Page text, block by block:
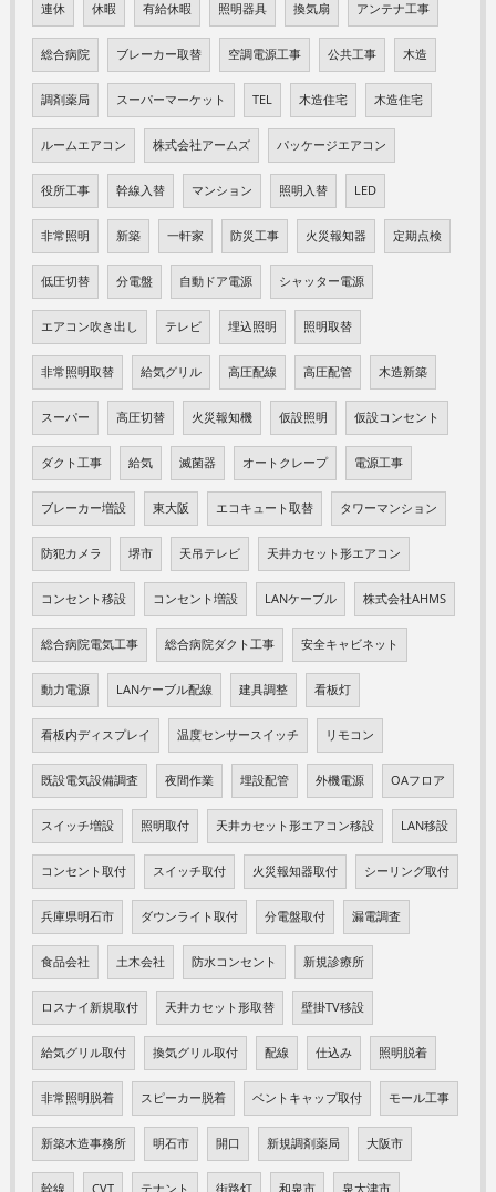
連休 休暇 有給休暇 照明器具 換気扇 アンテナ工事
総合病院 ブレーカー取替 空調電源工事 公共工事 木造
調剤薬局 スーパーマーケット TEL 木造住宅 木造住宅
ルームエアコン 株式会社アームズ パッケージエアコン
役所工事 幹線入替 マンション 照明入替 LED
非常照明 新築 一軒家 防災工事 火災報知器 定期点検
低圧切替 分電盤 自動ドア電源 シャッター電源
エアコン吹き出し テレビ 埋込照明 照明取替
非常照明取替 給気グリル 高圧配線 高圧配管 木造新築
スーパー 高圧切替 火災報知機 仮設照明 仮設コンセント
ダクト工事 給気 滅菌器 オートクレープ 電源工事
ブレーカー増設 東大阪 エコキュート取替 タワーマンション
防犯カメラ 堺市 天吊テレビ 天井カセット形エアコン
コンセント移設 コンセント増設 LANケーブル 株式会社AHMS
総合病院電気工事 総合病院ダクト工事 安全キャビネット
動力電源 LANケーブル配線 建具調整 看板灯
看板内ディスプレイ 温度センサースイッチ リモコン
既設電気設備調査 夜間作業 埋設配管 外機電源 OAフロア
スイッチ増設 照明取付 天井カセット形エアコン移設 LAN移設
コンセント取付 スイッチ取付 火災報知器取付 シーリング取付
兵庫県明石市 ダウンライト取付 分電盤取付 漏電調査
食品会社 土木会社 防水コンセント 新規診療所
ロスナイ新規取付 天井カセット形取替 壁掛TV移設
給気グリル取付 換気グリル取付 配線 仕込み 照明脱着
非常照明脱着 スピーカー脱着 ベントキャップ取付 モール工事
新築木造事務所 明石市 開口 新規調剤薬局 大阪市
幹線 CVT テナント 街路灯 和泉市 泉大津市